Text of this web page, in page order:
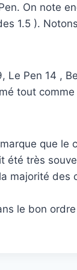
On note
1.5 ).
Le Pen 14 ,
tout
que
été très
majorité
le bon